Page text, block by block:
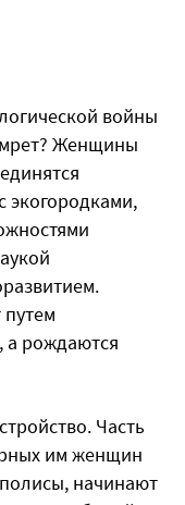
войны
Женщины
экогородками,
а рождаются
Часть
им женщин
начинают